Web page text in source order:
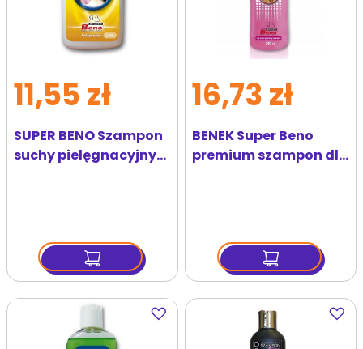
SUPER BENO Szampon
suchy pielęgnacyjny
11,55 zł
BENEK Super Beno
premium szampon dla
16,73 zł
Dodaj
do
Dodaj
do